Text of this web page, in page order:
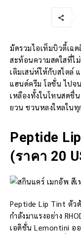
มัดรวมไอเท็มบิวตี้เฉ
สะท้อนความสดใสที่ไ
เติมเสน่ห์ให้กับสไตล์
แฮนด์ครีม โลชั่น ไป
เหลืองทั้งในโทนสดชื่
ยวน ชวนหลงใหลใน
Peptide
(ราคา 20
Peptide Lip Tint ตัว
กำลังมาแรงอย่าง
เอดิชั่น Lemontini ออ